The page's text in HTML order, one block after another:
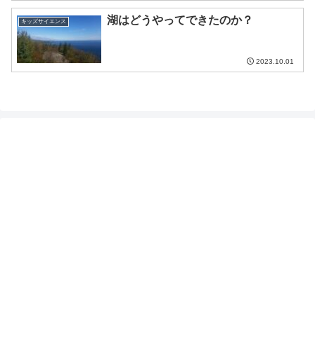
キッズサイエンス 湖はどうやってできたのか？
2023.10.01